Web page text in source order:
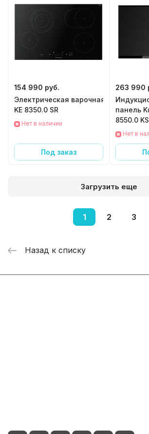
154 990 руб.
Электрическая варочная панель
KE 8350.0 SR
Нет в наличии
Под заказ
263 990
панель
8550.0
Нет в
Загрузить еще
1 2 3
Назад к списку